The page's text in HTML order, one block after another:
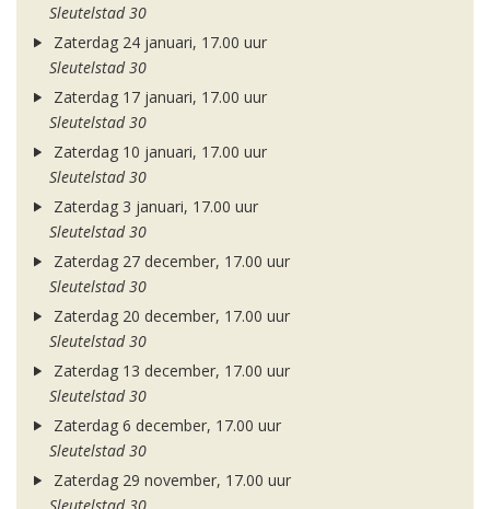
Sleutelstad 30
Zaterdag 24 januari, 17.00 uur
Sleutelstad 30
Zaterdag 17 januari, 17.00 uur
Sleutelstad 30
Zaterdag 10 januari, 17.00 uur
Sleutelstad 30
Zaterdag 3 januari, 17.00 uur
Sleutelstad 30
Zaterdag 27 december, 17.00 uur
Sleutelstad 30
Zaterdag 20 december, 17.00 uur
Sleutelstad 30
Zaterdag 13 december, 17.00 uur
Sleutelstad 30
Zaterdag 6 december, 17.00 uur
Sleutelstad 30
Zaterdag 29 november, 17.00 uur